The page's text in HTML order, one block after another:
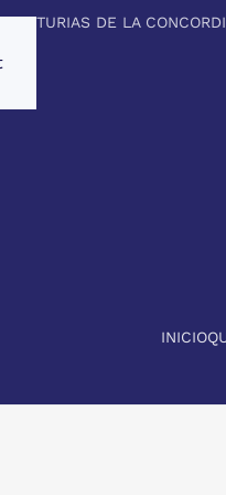
ASTURIAS DE LA
INICIO